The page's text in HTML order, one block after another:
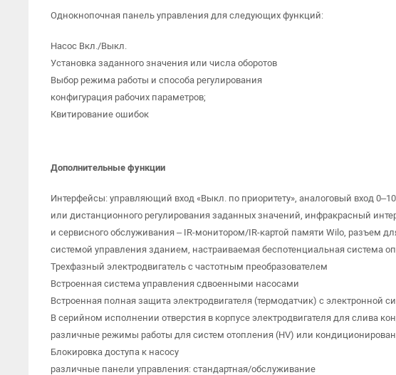
Однокнопочная панель управления для следующих функций:
Насос Вкл./Выкл.
Установка заданного значения или числа оборотов
Выбор режима работы и способа регулирования
конфигурация рабочих параметров;
Квитирование ошибок
Дополнительные функции
Интерфейсы: управляющий вход «Выкл. по приоритету», аналоговый вход
или дистанционного регулирования заданных значений, инфракрасный
и сервисного обслуживания – IR-монитором/IR-картой памяти Wilo, разъем
системой управления зданием, настраиваемая беспотенциальная система
Трехфазный электродвигатель с частотным преобразователем
Встроенная система управления сдвоенными насосами
Встроенная полная защита электродвигателя (термодатчик) с электронной
В серийном исполнении отверстия в корпусе электродвигателя для слива
различные режимы работы для систем отопления (HV) или
Блокировка доступа к насосу
различные панели управления: стандартная/обслуживание